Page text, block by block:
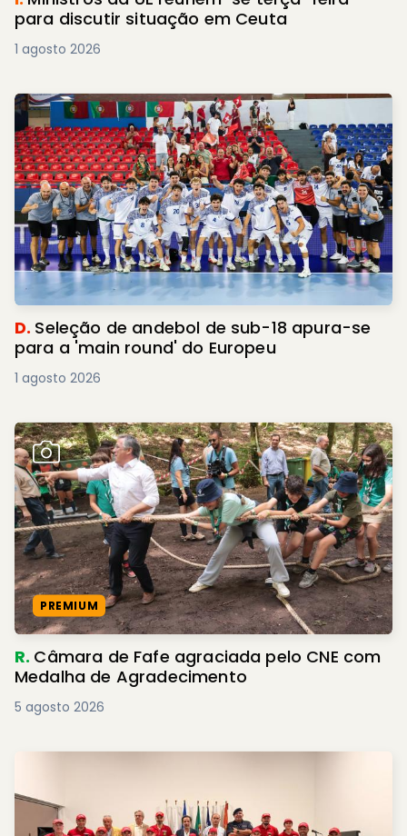
para discutir situação em Ceuta
1 agosto 2026
D. Seleção de andebol de sub-18 apura-se
para a 'main round' do Europeu
1 agosto 2026
PREMIUM
R. Câmara de Fafe agraciada pelo CNE com
Medalha de Agradecimento
5 agosto 2026